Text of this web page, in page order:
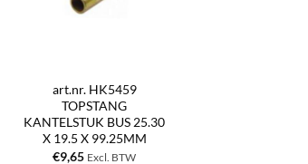
art.nr. HK5459
TOPSTANG
KANTELSTUK BUS 25.30
X 19.5 X 99.25MM
€9,65 Excl. BTW